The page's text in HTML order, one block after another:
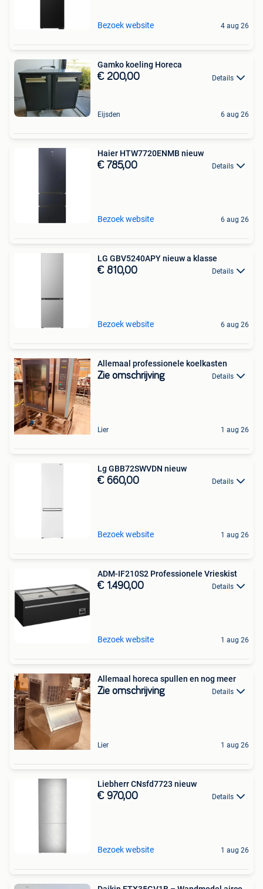
Bezoek website 4 aug 26
Gamko koeling Horeca
€ 200,00 Details
Eijsden 6 aug 26
Haier HTW7720ENMB nieuw
€ 785,00 Details
Bezoek website 6 aug 26
LG GBV5240APY nieuw a klasse
€ 810,00 Details
Bezoek website 6 aug 26
Allemaal professionele koelkasten
Zie omschrijving Details
Lier 1 aug 26
Lg GBB72SWVDN nieuw
€ 660,00 Details
Bezoek website 1 aug 26
ADM-IF210S2 Professionele Vrieskist
€ 1.490,00 Details
Bezoek website 1 aug 26
Allemaal horeca spullen en nog meer
Zie omschrijving Details
Lier 1 aug 26
Liebherr CNsfd7723 nieuw
€ 970,00 Details
Bezoek website 1 aug 26